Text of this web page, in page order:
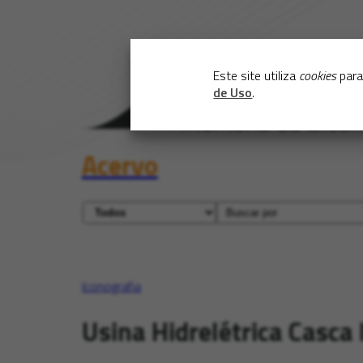
Este site utiliza cookies
de Uso.
Acervo
Iconografia
Usina Hidrelétrica Casca